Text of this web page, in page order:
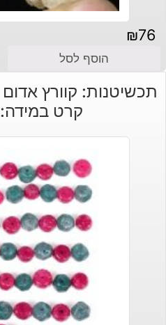
₪76
הוסף לסל
קרט במידה: 4*6 מ"מ